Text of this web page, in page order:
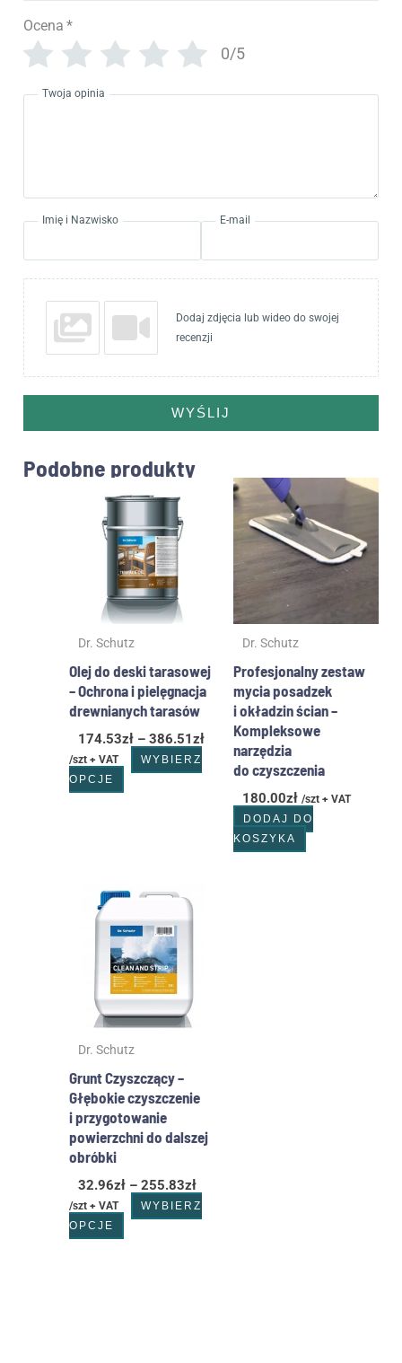
Ocena *
0/5
Twoja opinia
Imię i Nazwisko E-mail
Dodaj zdjęcia lub wideo do swojej
recenzji
WYŚLIJ
Podobne produkty
Dr. Schutz
Olej do deski tarasowej
– Ochrona i pielęgnacja
drewnianych tarasów
174.53zł – 386.51zł
Zakres
174.53zł
386.51zł
/szt + VAT
WYBIERZ
OPCJE
produkt
ma
wiele
wariantów.
Opcje
można
wybrać
na
stronie
produktu
Dr. Schutz
Profesjonalny zestaw
mycia posadzek
i okładzin ścian –
Kompleksowe
narzędzia
do czyszczenia
180.00zł /szt + VAT
DODAJ DO
KOSZYKA
Dr. Schutz
Grunt Czyszczący –
Głębokie czyszczenie
i przygotowanie
powierzchni do dalszej
obróbki
32.96zł – 255.83zł
/szt + VAT
WYBIERZ
OPCJE
Ten
ma
wiele
wariantów.
Opcje
można
wybrać
na
stronie
produktu